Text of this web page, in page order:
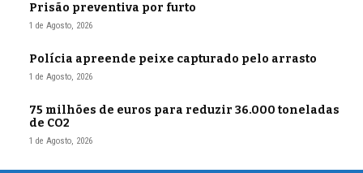
Prisão preventiva por furto
1 de Agosto, 2026
Polícia apreende peixe capturado pelo arrasto
1 de Agosto, 2026
75 milhões de euros para reduzir 36.000 toneladas
de CO2
1 de Agosto, 2026